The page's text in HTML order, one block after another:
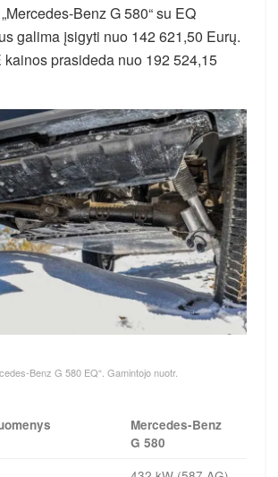
Benz G 580“ su EQ
galima įsigyti nuo 142 621,50 Eurų.
kainos prasideda nuo 192 524,15
Benz G 580 EQ“. Gamintojo nuotr.
Mercedes-Benz
G 580